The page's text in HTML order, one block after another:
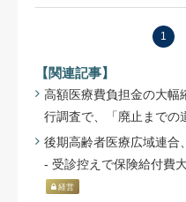
1
【関連記事】
高額医療費負担金の大幅
行調査で、「廃止までの
後期高齢者医療広域連
- 受診控えで保険給付費
経営